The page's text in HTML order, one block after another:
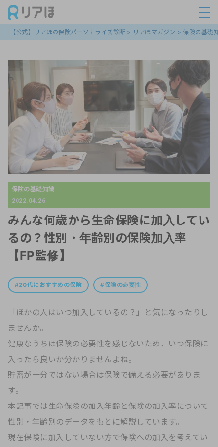
【公式】リアほの保険パーソナライズ診断 > リアほマガジン > 保険の基礎
保険の基礎知識
2022.04.26
みんな何歳から生命保険に加入してい
るの？性別・年齢別の保険加入率
【FP監修】
20代におすすめの保険 保険の必要性
「ほかの人はいつ加入しているの？」と気になったりし
ませんか。
健康なうちは保険の必要性を感じないため、いつ保険に
入ったら良いか分かりませんよね。
貯蓄が十分ではない場合は保険で備える必要がありま
す。
本記事では生命保険の加入年齢と保険の加入率について
性別・年齢別のデータをもとに解説しています。
現在保険に加入していない方で保険への加入を考えてい